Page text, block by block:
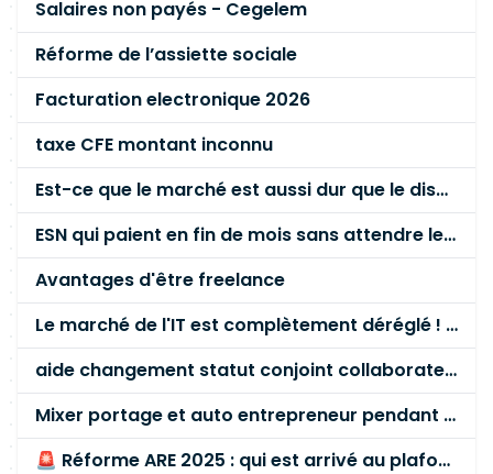
Salaires non payés - Cegelem
Réforme de l’assiette sociale
Facturation electronique 2026
taxe CFE montant inconnu
Est-ce que le marché est aussi dur que le disent les commerciaux ?
ESN qui paient en fin de mois sans attendre le paiement client ?
Avantages d'être freelance
Le marché de l'IT est complètement déréglé ! STOP à cette mascarade ! Il faut s'unir et résister !
aide changement statut conjoint collaborateur
Mixer portage et auto entrepreneur pendant des années - quel risque ?
🚨 Réforme ARE 2025 : qui est arrivé au plafond des 60 % en gardant son entreprise ?